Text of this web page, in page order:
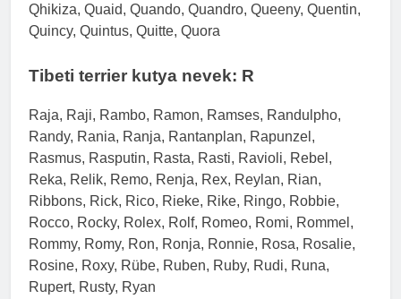
Qhikiza, Quaid, Quando, Quandro, Queeny, Quentin,
Quincy, Quintus, Quitte, Quora
Tibeti terrier kutya nevek: R
Raja, Raji, Rambo, Ramon, Ramses, Randulpho,
Randy, Rania, Ranja, Rantanplan, Rapunzel,
Rasmus, Rasputin, Rasta, Rasti, Ravioli, Rebel,
Reka, Relik, Remo, Renja, Rex, Reylan, Rian,
Ribbons, Rick, Rico, Rieke, Rike, Ringo, Robbie,
Rocco, Rocky, Rolex, Rolf, Romeo, Romi, Rommel,
Rommy, Romy, Ron, Ronja, Ronnie, Rosa, Rosalie,
Rosine, Roxy, Rübe, Ruben, Ruby, Rudi, Runa,
Rupert, Rusty, Ryan